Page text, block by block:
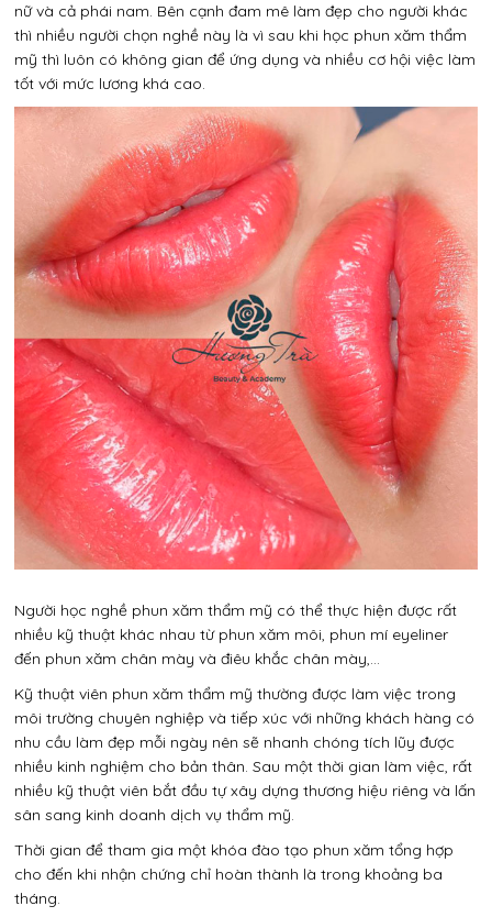
nữ và cả phái nam. Bên cạnh đam mê làm đẹp cho người khác
thì nhiều người chọn nghề này là vì sau khi học phun xăm thẩm
mỹ thì luôn có không gian để ứng dụng và nhiều cơ hội việc làm
tốt với mức lương khá cao.
Người học nghề phun xăm thẩm mỹ có thể thực hiện được rất
nhiều kỹ thuật khác nhau từ phun xăm môi, phun mí eyeliner
đến phun xăm chân mày và điêu khắc chân mày,…
Kỹ thuật viên phun xăm thẩm mỹ thường được làm việc trong
môi trường chuyên nghiệp và tiếp xúc với những khách hàng có
nhu cầu làm đẹp mỗi ngày nên sẽ nhanh chóng tích lũy được
nhiều kinh nghiệm cho bản thân. Sau một thời gian làm việc, rất
nhiều kỹ thuật viên bắt đầu tự xây dựng thương hiệu riêng và lấn
sân sang kinh doanh dịch vụ thẩm mỹ.
Thời gian để tham gia một khóa đào tạo phun xăm tổng hợp
cho đến khi nhận chứng chỉ hoàn thành là trong khoảng ba
tháng.